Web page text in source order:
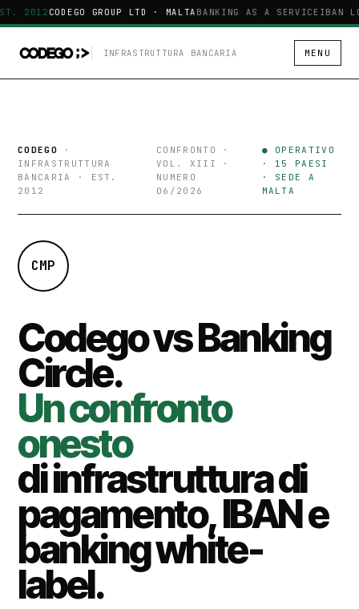
2012CODEGO GROUP LTD · MALTABANKING AS A SERVICEIBAN
INFRASTRUTTURA BANCARIA MENU
CODEGO ·
INFRASTRUTTURA
BANCARIA · EST.
2012
CONFRONTO ·
VOL. XIII ·
NUMERO
06/2026
● OPERATIVO
· 15 PAESI
· SEDE A
MALTA
CMP
Codego vs Banking
Circle.
Un confronto
onesto
di infrastruttura di
pagamento, IBAN e
banking white-
label.